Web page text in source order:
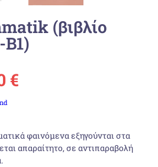
(βιβλίο
€
€
ist:
29,90 €.
φαινόμενα εξηγούνται στα
απαραίτητο, σε αντιπαραβολή